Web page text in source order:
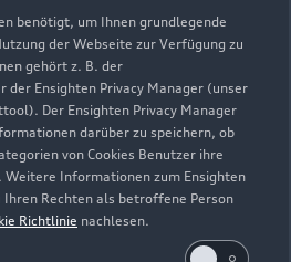
benötigt, um Ihnen grundlegende
der Webseite zur Verfügung zu
gehört z. B. der
der Ensighten Privacy Manager (unser
Der Ensighten Privacy Manager
darüber zu speichern, ob
von Cookies Benutzer ihre
Informationen zum Ensighten
Ihren Rechten als betroffene Person
Richtlinie nachlesen.
vorbehalten
Cookie-Einstellungen